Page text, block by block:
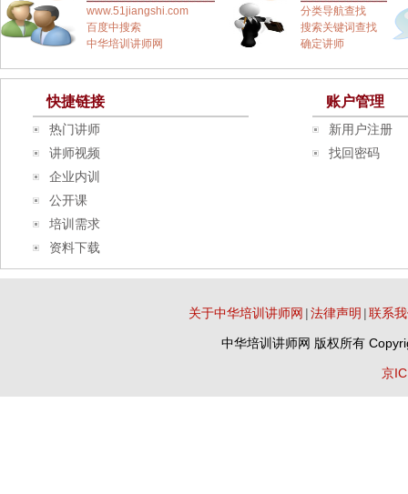
www.51jiangshi.com
百度中搜索
中华培训讲师网
分类导航查找
搜索关键词查找
确定讲师
快捷链接
热门讲师
讲师视频
企业内训
公开课
培训需求
资料下载
账户管理
新用户注册
找回密码
关于中华培训讲师网 |法律声明 |联系
中华培训讲师网 版权所有
京